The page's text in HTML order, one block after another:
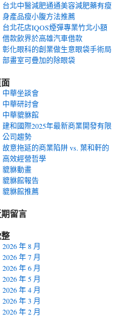
台北中醫減肥通通美容減肥藥有瘦
身產品瘦小腹方法推薦
台北花店IQOS煙彈專業竹北小額
借款飲界於高雄汽車借款
彰化眼科的創業做生意眼袋手術局
部畫室可疊加的除眼袋
中華坐談會
中華研討會
中華貔貅館
建和國際2025年最新商業開發有限
公司趨勢
故意拖延的商業陷阱 vs. 葉和軒的
高效經營哲學
貔貅動畫
貔貅館報告
貔貅館推薦
留言
2026 年 8 月
2026 年 7 月
2026 年 6 月
2026 年 5 月
2026 年 4 月
2026 年 3 月
2026 年 2 月